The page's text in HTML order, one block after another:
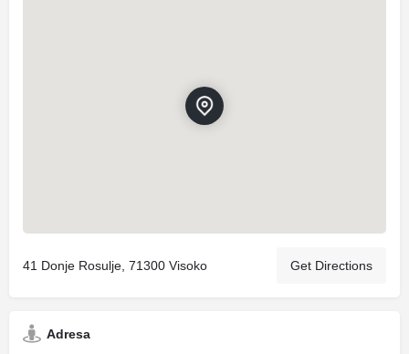
41 Donje Rosulje, 71300 Visoko Get Directions
Adresa